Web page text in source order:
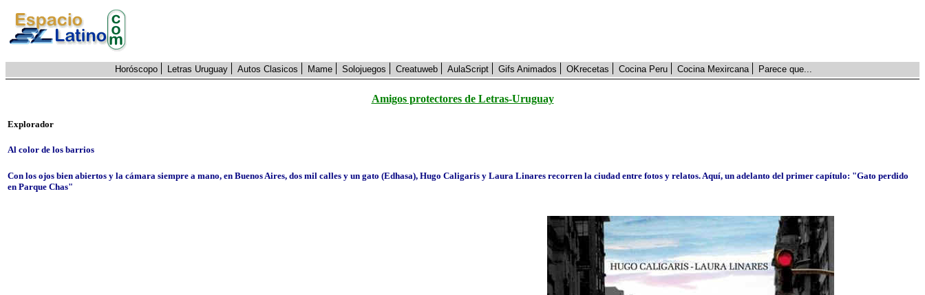
Horóscopo Letras Uruguay Autos Clasicos Mame Solojuegos Creatuweb AulaScript Gifs Animados OKrecetas Cocina Peru Cocina Mexircana Parece que...
Amigos protectores de Letras-Uruguay
Explorador
Al color de los barrios
Con los ojos bien abiertos y la cámara siempre a mano, en Buenos Aires, dos mil calles y un gato (Edhasa), Hugo Caligaris y Laura Linares recorren la ciudad entre fotos y relatos. Aquí, un adelanto del primer capítulo: "Gato perdido
en Parque Chas"